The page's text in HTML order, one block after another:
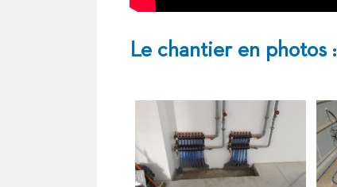
Le chantier en photos :